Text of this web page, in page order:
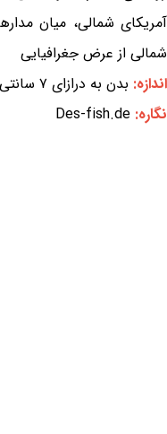
شمالی از عرض جغرافیایی
اندازه: بدن به درازای ۷ سانتی‌متر
نگاره: Des-fish.de